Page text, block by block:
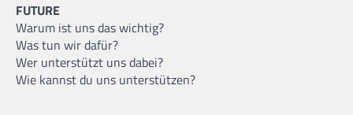
FUTURE
Warum ist uns das wichtig?
Was tun wir dafür?
Wer unterstützt uns dabei?
Wie kannst du uns unterstützen?